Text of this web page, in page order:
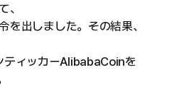
、
を出しました。その結果、
ィッカーAlibabaCoinを